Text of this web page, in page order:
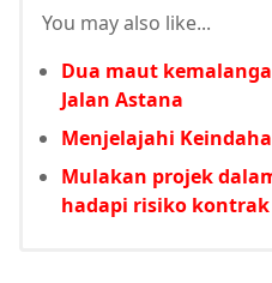
You may also like...
Dua maut
Jalan Astana
Menjelajahi
Mulakan projek
hadapi risiko